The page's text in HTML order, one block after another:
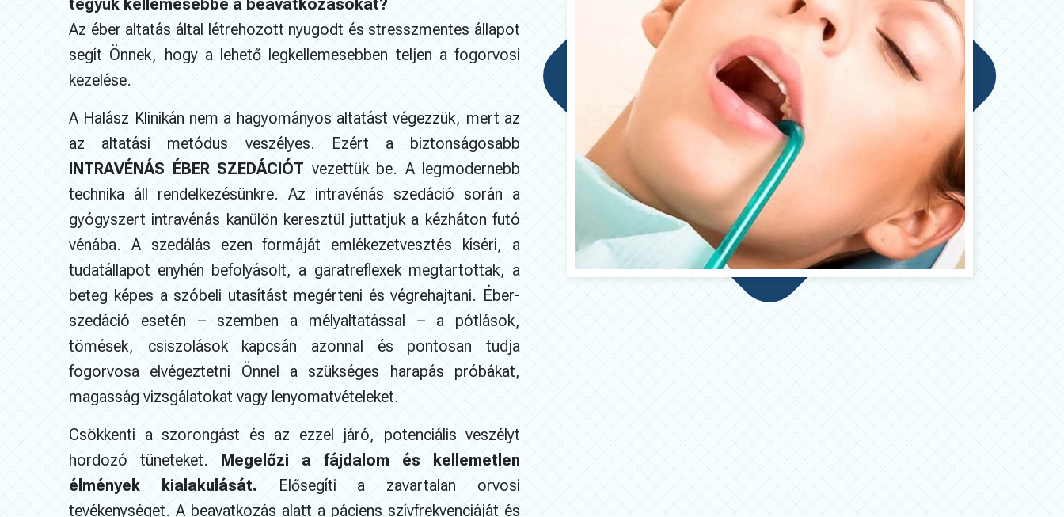
tegyük kellemesebbé a beavatkozásokat?
Az éber altatás által létrehozott nyugodt és stresszmentes állapot
segít Önnek, hogy a lehető legkellemesebben teljen a fogorvosi
kezelése.
A Halász Klinikán nem a hagyományos altatást végezzük, mert az
az altatási metódus veszélyes. Ezért a biztonságosabb
INTRAVÉNÁS ÉBER SZEDÁCIÓT vezettük be. A legmodernebb
technika áll rendelkezésünkre. Az intravénás szedáció során a
gyógyszert intravénás kanülön keresztül juttatjuk a kézháton futó
vénába. A szedálás ezen formáját emlékezetvesztés kíséri, a
tudatállapot enyhén befolyásolt, a garatreflexek megtartottak, a
beteg képes a szóbeli utasítást megérteni és végrehajtani. Éber-
szedáció esetén – szemben a mélyaltatással – a pótlások,
tömések, csiszolások kapcsán azonnal és pontosan tudja
fogorvosa elvégeztetni Önnel a szükséges harapás próbákat,
magasság vizsgálatokat vagy lenyomatvételeket.
Csökkenti a szorongást és az ezzel járó, potenciális veszélyt
hordozó tüneteket. Megelőzi a fájdalom és kellemetlen
élmények kialakulását. Elősegíti a zavartalan orvosi
tevékenységet. A beavatkozás alatt a páciens szívfrekvenciáját és